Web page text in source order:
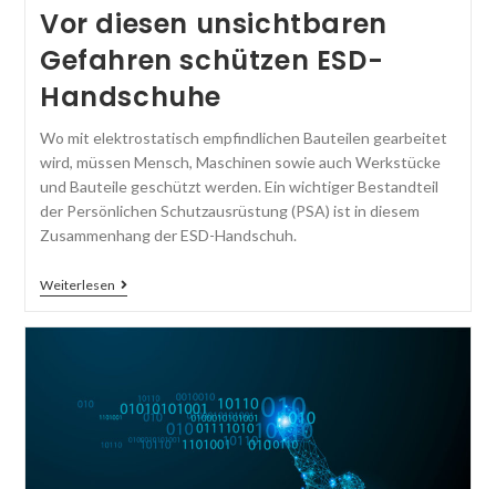
Vor diesen unsichtbaren
Gefahren schützen ESD-
Handschuhe
Wo mit elektrostatisch empfindlichen Bauteilen gearbeitet
wird, müssen Mensch, Maschinen sowie auch Werkstücke
und Bauteile geschützt werden. Ein wichtiger Bestandteil
der Persönlichen Schutzausrüstung (PSA) ist in diesem
Zusammenhang der ESD-Handschuh.
Weiterlesen